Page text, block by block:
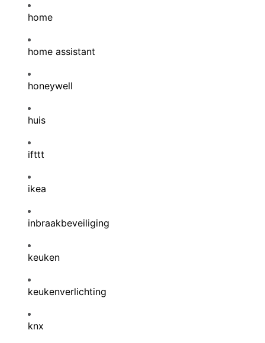
home
home assistant
honeywell
huis
ifttt
ikea
inbraakbeveiliging
keuken
keukenverlichting
knx